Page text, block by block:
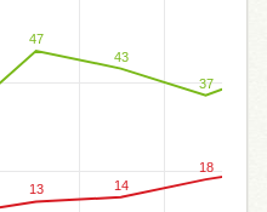
47
43
37
13 14
18